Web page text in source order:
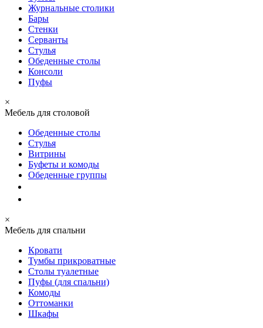
Журнальные столики
Бары
Стенки
Серванты
Стулья
Обеденные столы
Консоли
Пуфы
×
Мебель для столовой
Обеденные столы
Стулья
Витрины
Буфеты и комоды
Обеденные группы
×
Мебель для спальни
Кровати
Тумбы прикроватные
Столы туалетные
Пуфы (для спальни)
Комоды
Оттоманки
Шкафы